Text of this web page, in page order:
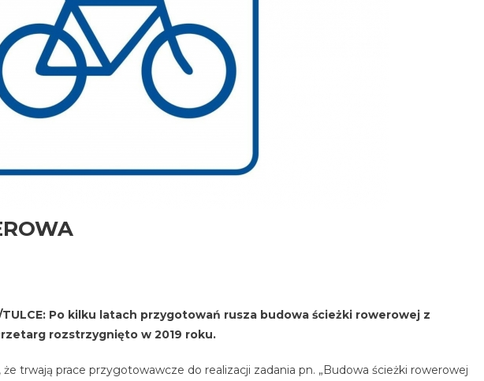
TULCE: Po kilku latach przygotowań rusza budowa ścieżki rowerowej z
rozstrzygnięto w 2019 roku.
trwają prace przygotowawcze do realizacji zadania pn. „Budowa ścieżki rowerowej